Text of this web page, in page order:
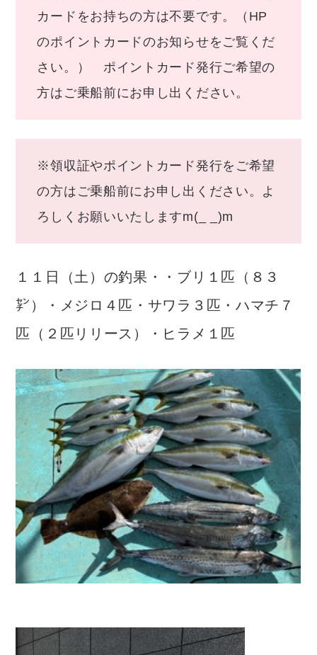
カードをお持ちの方は不要です。（HP
のポイントカードのお知らせをご覧くだ
さい。） ポイントカード発行ご希望の
方はご乗船前にお申し出ください。
※領収証やポイントカード発行をご希望
の方はご乗船前にお申し出ください。よ
ろしくお願いいたしますm(_ _)m
１１日（土）の釣果・・ブリ１匹（８３
㌢）・メジロ４匹・サワラ３匹・ハマチ７
匹（２匹リリース）・ヒラメ１匹